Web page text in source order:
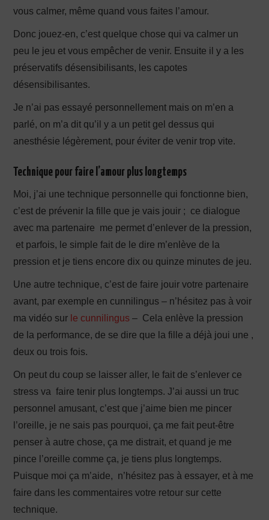
vous calmer, même quand vous faites l’amour.
Donc jouez-en, c’est quelque chose qui va calmer un
peu le jeu et vous empêcher de venir. Ensuite il y a les
préservatifs désensibilisants, les capotes
désensibilisantes.
Je n’ai pas essayé personnellement mais on m’en a
parlé, on m’a dit qu’il y a un petit gel dessus qui
anesthésie légèrement, pour éviter de venir trop vite.
Technique pour faire l’amour plus longtemps
Moi, j’ai une technique personnelle qui fonctionne bien,
c’est de prévenir la fille que je vais jouir ; ce dialogue
avec ma partenaire me permet d’enlever de la pression,
et parfois, le simple fait de le dire m’enlève de la
pression et je tiens encore dix ou quinze minutes de jeu.
Une autre technique, c’est de faire jouir votre partenaire
avant, par exemple en cunnilingus – n’hésitez pas à voir
ma vidéo sur le cunnilingus – Cela enlève la pression
de la performance, de se dire que la fille a déjà joui une ,
deux ou trois fois.
On peut du coup se laisser aller, le fait de s’enlever ce
stress va faire tenir plus longtemps. J’ai aussi un truc
personnel amusant, c’est que j’aime bien me pincer
l’oreille, je ne sais pas pourquoi, ça me fait peut-être
penser à autre chose, ça me distrait, et quand je me
pince l’oreille comme ça, je tiens plus longtemps.
Puisque moi ça m’aide, n’hésitez pas à essayer, et à me
faire dans les commentaires votre retour sur cette
technique.